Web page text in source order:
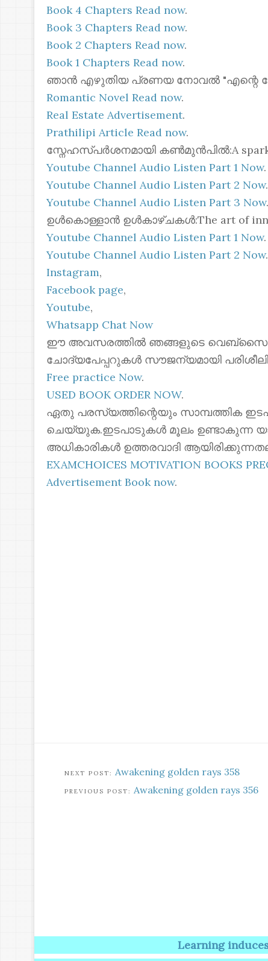
Book 4 Chapters Read now.
Book 3 Chapters Read now.
Book 2 Chapters Read now.
Book 1 Chapters Read now.
ഞാൻ എഴുതിയ പ്രണയ നോവൽ "എന്റെ
Romantic Novel Read now.
Real Estate Advertisement.
Prathilipi Article Read now.
സ്നേഹസ്പർശനമായി കൺമുൻപിൽ:A spark
Youtube Channel Audio Listen Part 1 Now.
Youtube Channel Audio Listen Part 2 Now.
Youtube Channel Audio Listen Part 3 Now.
ഉൾകൊള്ളാൻ ഉൾകാഴ്ചകൾ:The art of
Youtube Channel Audio Listen Part 1 Now.
Youtube Channel Audio Listen Part 2 Now.
Instagram,
Facebook page,
Youtube,
Whatsapp Chat Now
ഈ അവസരത്തിൽ ഞങ്ങളുടെ
ചോദ്യപേപ്പറുകൾ സൗജന്യമായി
Free practice Now.
USED BOOK ORDER NOW.
ഏതു പരസ്യത്തിന്റെയും സാമ്പത്തിക
ചെയ്യുക.ഇടപാടുകൾ മൂലം ഉണ്ടാകുന്ന
അധികാരികൾ ഉത്തരവാദി
EXAMCHOICES MOTIVATION BOOKS
Advertisement Book now.
Awakening golden rays 358
Awakening golden rays 356
Learning induces